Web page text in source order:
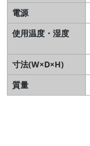
電源
使用温度・湿度
寸法(W×D×H)
質量